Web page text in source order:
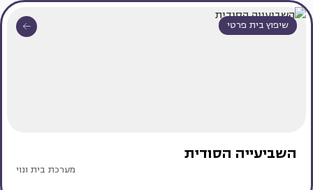
שיפוץ בית פרטי
השביעייה הסודית
מערכת בית ונוי